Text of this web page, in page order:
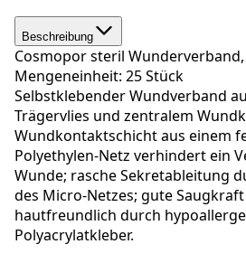
Beschreibung
Cosmopor steril Wunderverband,
Mengeneinheit: 25 Stück
Selbstklebender Wundverband
Trägervlies und zentralem
Wundkontaktschicht aus einem
Polyethylen-Netz verhindert ein
Wunde; rasche Sekretableitung
des Micro-Netzes; gute
hautfreundlich durch
Polyacrylatkleber.